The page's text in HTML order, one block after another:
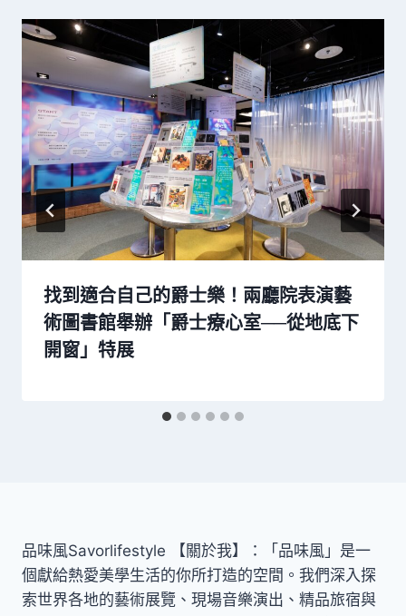
找到適合自己的爵士樂！兩廳院表演藝
術圖書館舉辦「爵士療心室──從地底下
開窗」特展
品味風Savorlifestyle 【關於我】：「品味風」是一
個獻給熱愛美學生活的你所打造的空間。我們深入探
索世界各地的藝術展覽、現場音樂演出、精品旅宿與